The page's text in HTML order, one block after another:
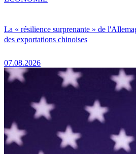
La « résilience surprenante » de
des exportations chinoises
07.08.2026